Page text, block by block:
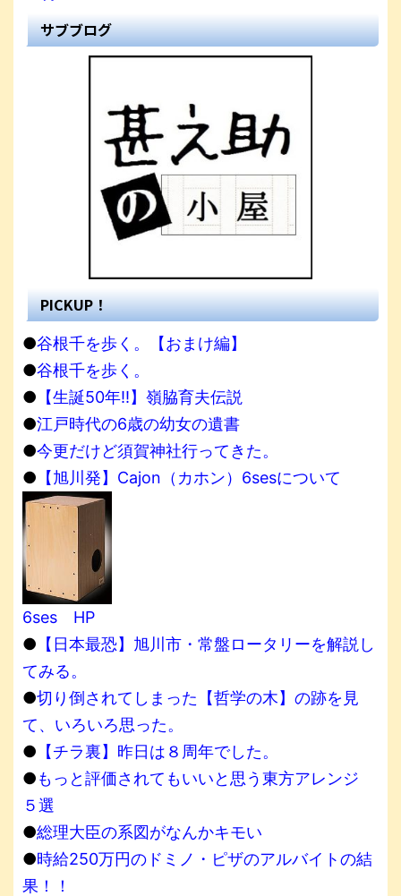
サブブログ
PICKUP！
●谷根千を歩く。【おまけ編】
●谷根千を歩く。
● 【生誕50年!!】嶺脇育夫伝説
●江戸時代の6歳の幼女の遺書
●今更だけど須賀神社行ってきた。
● 【旭川発】Cajon（カホン）6sesについて
6ses HP
● 【日本最恐】旭川市・常盤ロータリーを解説し
てみる。
●切り倒されてしまった【哲学の木】の跡を見
て、いろいろ思った。
● 【チラ裏】昨日は８周年でした。
●もっと評価されてもいいと思う東方アレンジ
５選
●総理大臣の系図がなんかキモい
●時給250万円のドミノ・ピザのアルバイトの結
果！！